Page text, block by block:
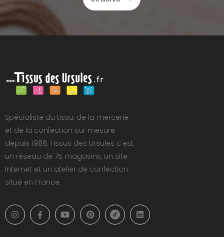
Spécialiste du tissu, de la mercerie
et de la confection sur mesure
depuis 1986, Tissus des Ursules c'est
un réseau de 75 magasins, un site
Internet et un atelier de confection
situé en France.